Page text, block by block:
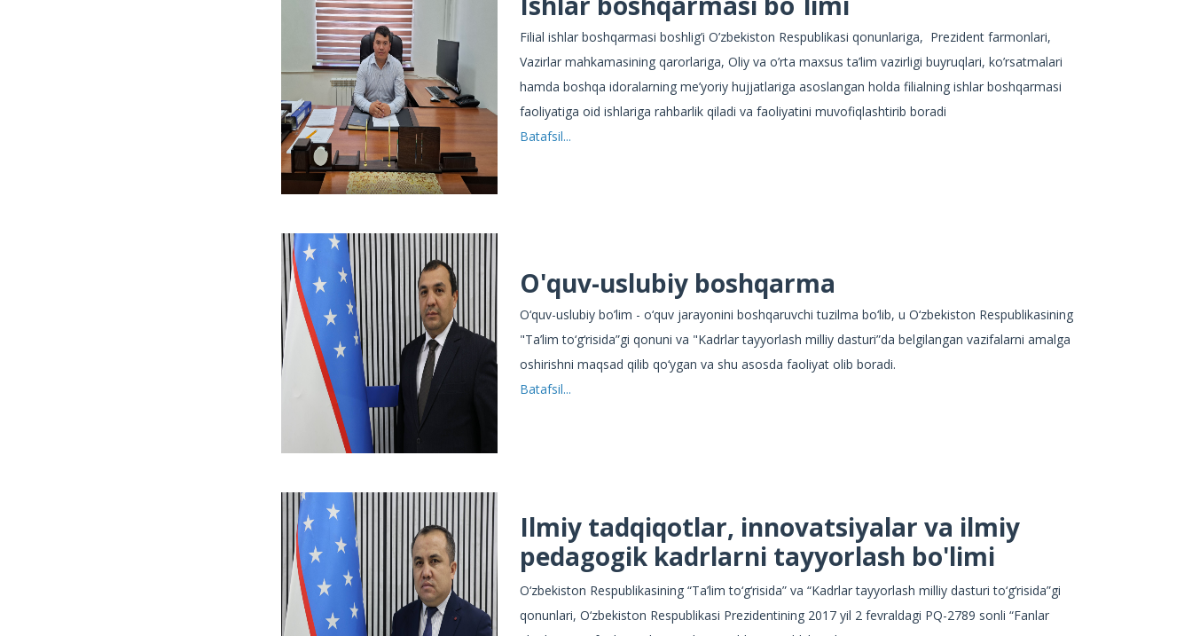
Filial ishlar boshqarmasi boshlig’i O’zbekiston Respublikasi qonunlariga, Prezident farmonlari,
Vazirlar mahkamasining qarorlariga, Oliy va o’rta maxsus ta’lim vazirligi buyruqlari, ko’rsatmalari
hamda boshqa idoralarning me’yoriy hujjatlariga asoslangan holda filialning ishlar boshqarmasi
faoliyatiga oid ishlariga rahbarlik qiladi va faoliyatini muvofiqlashtirib boradi
Batafsil...
O'quv-uslubiy boshqarma
O‘quv-uslubiy bo’lim - o‘quv jarayonini boshqaruvchi tuzilma bo‘lib, u O‘zbekiston Respublikasining
"Ta’lim to‘g‘risida”gi qonuni va "Kadrlar tayyorlash milliy dasturi”da belgilangan vazifalarni amalga
oshirishni maqsad qilib qo‘ygan va shu asosda faoliyat olib boradi.
Batafsil...
Ilmiy tadqiqotlar, innovatsiyalar va ilmiy
pedagogik kadrlarni tayyorlash bo'limi
O‘zbekiston Respublikasining “Ta’lim to‘g‘risida” va “Kadrlar tayyorlash milliy dasturi to‘g‘risida”gi
qonunlari, O‘zbekiston Respublikasi Prezidentining 2017 yil 2 fevraldagi PQ-2789 sonli “Fanlar